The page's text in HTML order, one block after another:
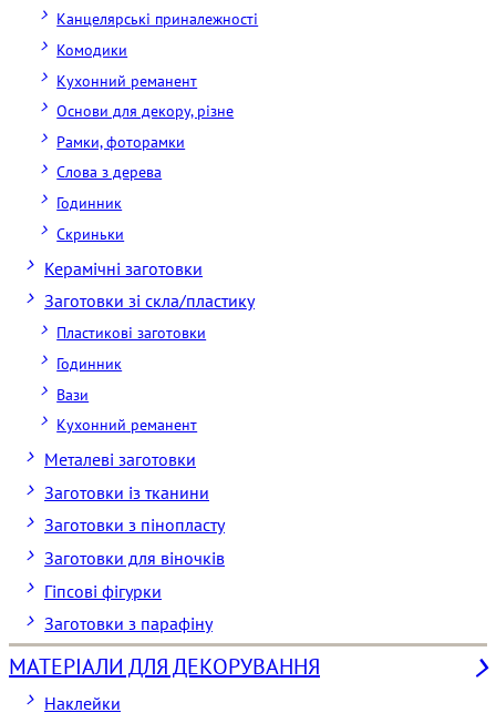
Канцелярські приналежності
Комодики
Кухонний реманент
Основи для декору, різне
Рамки, фоторамки
Слова з дерева
Годинник
Скриньки
Керамічні заготовки
Заготовки зі скла/пластику
Пластикові заготовки
Годинник
Вази
Кухонний реманент
Металеві заготовки
Заготовки із тканини
Заготовки з пінопласту
Заготовки для віночків
Гіпсові фігурки
Заготовки з парафіну
МАТЕРІАЛИ ДЛЯ ДЕКОРУВАННЯ
Наклейки